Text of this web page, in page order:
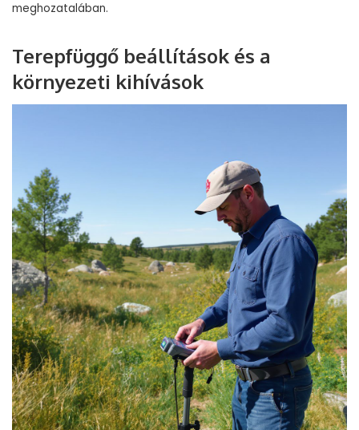
meghozatalában.
Terepfüggő beállítások és a
környezeti kihívások